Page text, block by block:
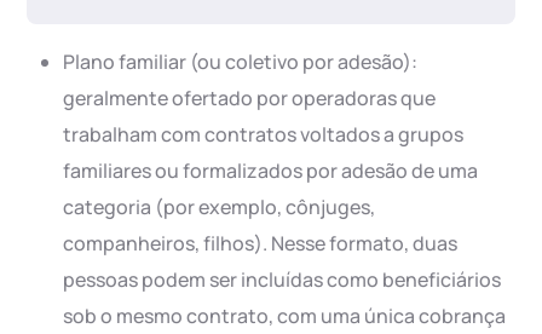
Plano familiar (ou coletivo por adesão):
geralmente ofertado por operadoras que
trabalham com contratos voltados a grupos
familiares ou formalizados por adesão de uma
categoria (por exemplo, cônjuges,
companheiros, filhos). Nesse formato, duas
pessoas podem ser incluídas como beneficiários
sob o mesmo contrato, com uma única cobrança